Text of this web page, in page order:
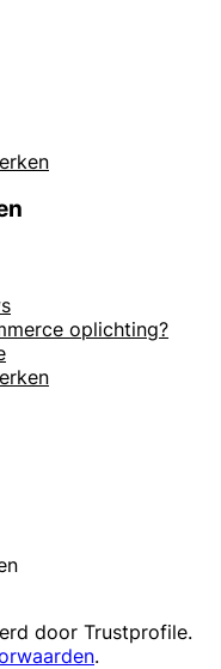
oplichting?
door Trustprofile.
.